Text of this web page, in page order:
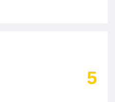
5